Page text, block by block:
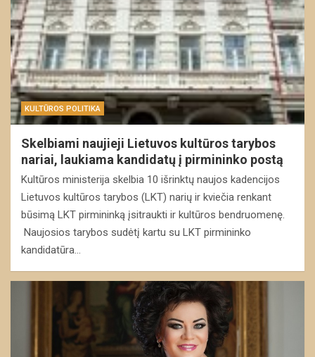
KULTŪROS POLITIKA
Skelbiami naujieji Lietuvos kultūros tarybos
nariai, laukiama kandidatų į pirmininko postą
Kultūros ministerija skelbia 10 išrinktų naujos kadencijos
Lietuvos kultūros tarybos (LKT) narių ir kviečia renkant
būsimą LKT pirmininką įsitraukti ir kultūros bendruomenę.
Naujosios tarybos sudėtį kartu su LKT pirmininko
kandidatūra…